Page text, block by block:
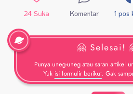
24 Suka Komentar 1 pos
🤗 Selesai!
Punya uneg-uneg atau saran artikel
Yuk isi formulir berikut. Gak